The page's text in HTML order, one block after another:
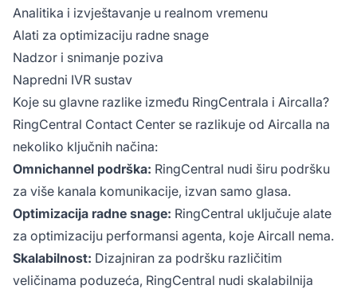
Analitika i izvještavanje u realnom vremenu
Alati za optimizaciju radne snage
Nadzor i snimanje poziva
Napredni IVR sustav
Koje su glavne razlike između RingCentrala i Aircalla?
RingCentral Contact Center se razlikuje od Aircalla na
nekoliko ključnih načina:
Omnichannel podrška: RingCentral nudi širu podršku
za više kanala komunikacije, izvan samo glasa.
Optimizacija radne snage: RingCentral uključuje alate
za optimizaciju performansi agenta, koje Aircall nema.
Skalabilnost: Dizajniran za podršku različitim
veličinama poduzeća, RingCentral nudi skalabilnija